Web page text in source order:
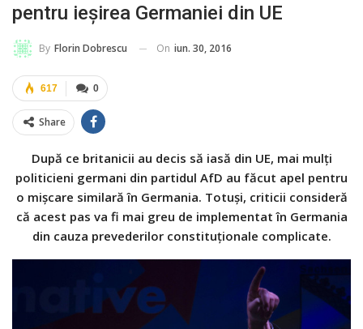
pentru ieşirea Germaniei din UE
By Florin Dobrescu On iun. 30, 2016
0
617
Share
După ce britanicii au decis să iasă din UE, mai mulţi
politicieni germani din partidul AfD au făcut apel pentru
o mişcare similară în Germania. Totuşi, criticii consideră
că acest pas va fi mai greu de implementat în Germania
din cauza prevederilor constituţionale complicate.